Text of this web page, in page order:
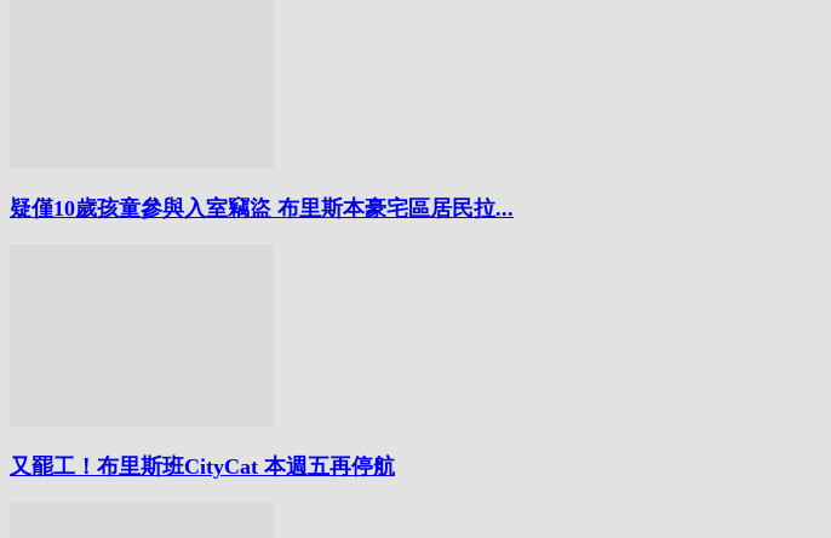
疑僅10歲孩童參與入室竊盜 布里斯本豪宅區居民拉...
又罷工！布里斯班CityCat 本週五再停航